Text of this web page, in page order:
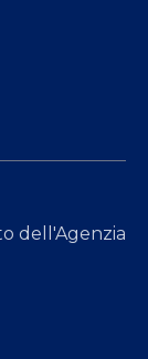
dell'Agenzia